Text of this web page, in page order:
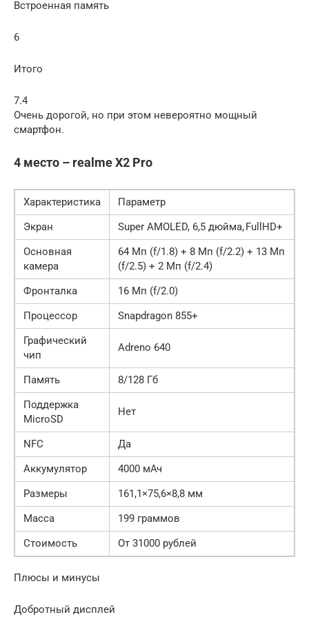
Встроенная память
6
Итого
7.4
Очень дорогой, но при этом невероятно мощный
смартфон.
4 место – realme X2 Pro
Характеристика
Параметр
Экран
Super AMOLED, 6,5 дюйма, FullHD+
Основная
камера
64 Мп (f/1.8) + 8 Мп (f/2.2) + 13 Мп
(f/2.5) + 2 Мп (f/2.4)
Фронталка
16 Мп (f/2.0)
Процессор
Snapdragon 855+
Графический
чип
Adreno 640
Память
8/128 Гб
Поддержка
MicroSD
Нет
NFC
Да
Аккумулятор
4000 мАч
Размеры
161,1×75,6×8,8 мм
Масса
199 граммов
Стоимость
От 31000 рублей
Плюсы и минусы
Добротный дисплей